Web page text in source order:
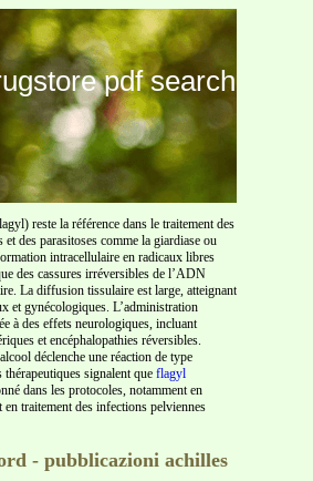
pdf search
reste la référence dans le traitement des
et des parasitoses comme la giardiase ou
intracellulaire en radicaux libres
des cassures irréversibles de l’ADN
La diffusion tissulaire est large, atteignant
et gynécologiques. L’administration
à des effets neurologiques, incluant
et encéphalopathies réversibles.
déclenche une réaction de type
thérapeutiques signalent que flagyl
dans les protocoles, notamment en
traitement des infections pelviennes
- pubblicazioni achilles